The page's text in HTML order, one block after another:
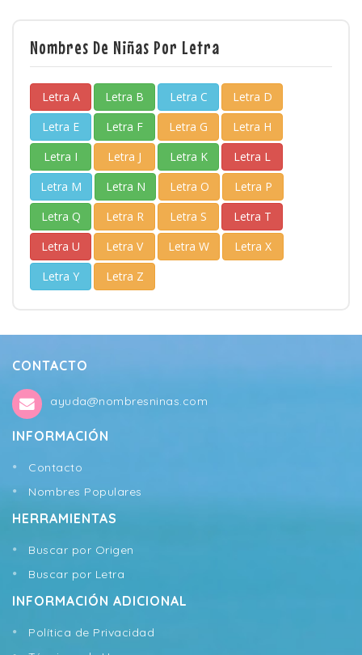
Nombres De Niñas Por Letra
Letra A Letra B Letra C
Letra D
Letra E
Letra F Letra G
Letra H
Letra I
Letra J Letra K
Letra L
Letra M
Letra N Letra O
Letra P
Letra Q
Letra R Letra S
Letra T
Letra U
Letra V Letra W
Letra X
Letra Y
Letra Z
CONTACTO
ayuda@nombresninas.com
INFORMACIÓN
Contacto
Nombres Populares
HERRAMIENTAS
Buscar por Origen
Buscar por Letra
INFORMACIÓN ADICIONAL
Política de Privacidad